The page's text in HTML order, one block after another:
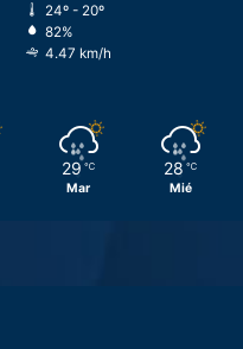
24º - 20º
82%
4.47 km/h
29 ℃
Mar
28 ℃
Mié